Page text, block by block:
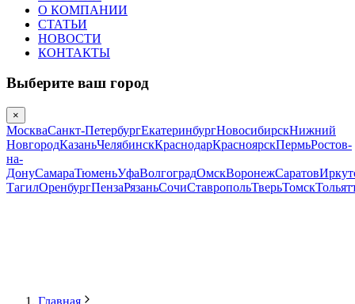
О КОМПАНИИ
СТАТЬИ
НОВОСТИ
КОНТАКТЫ
Выберите ваш город
×
МоскваСанкт-ПетербургЕкатеринбургНовосибирскНижний
НовгородКазаньЧелябинскКраснодарКрасноярскПермьРостов-
на-
ДонуСамараТюменьУфаВолгоградОмскВоронежСаратов
ТагилОренбургПензаРязаньСочиСтавропольТверьТомск
Главная